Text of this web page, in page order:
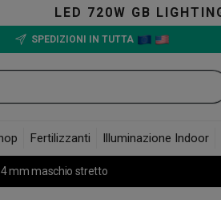
720W GB LIGHTING, Scoprilo!
SPEDIZIONI IN TUTTA
Fertilizzanti Illuminazione Indoor
mm maschio stretto